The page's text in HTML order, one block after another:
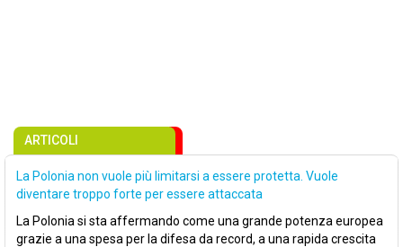
ARTICOLI
La Polonia non vuole più limitarsi a essere protetta. Vuole
diventare troppo forte per essere attaccata
La Polonia si sta affermando come una grande potenza europea
grazie a una spesa per la difesa da record, a una rapida crescita